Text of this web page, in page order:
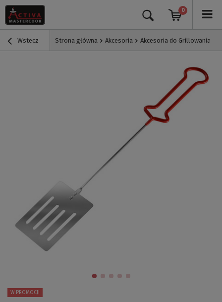
0
Wstecz Strona główna Akcesoria Akcesoria do Grillowania
W PROMOCJI